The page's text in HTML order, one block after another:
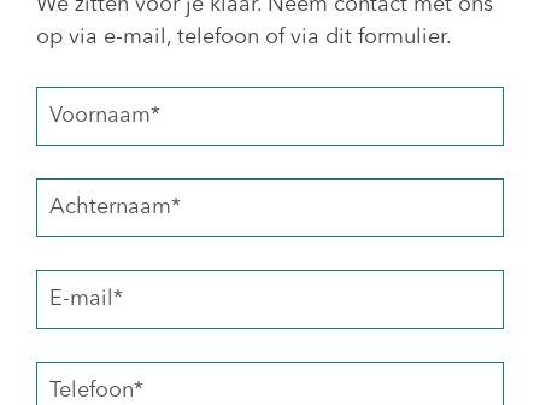
We zitten voor je klaar. Neem contact met ons
op via e-mail, telefoon of via dit formulier.